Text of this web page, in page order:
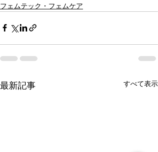
フェムテック・フェムケア
最新記事 すべて表示